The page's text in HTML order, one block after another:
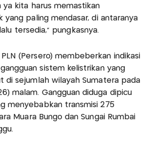
ya kita harus memastikan
yang paling mendasar, di antaranya
tersedia,” pungkasnya.
(Persero) membeberkan indikasi
sistem kelistrikan yang
di sejumlah wilayah Sumatera pada
malam. Gangguan diduga dipicu
menyebabkan transmisi 275
Muara Bungo dan Sungai Rumbai